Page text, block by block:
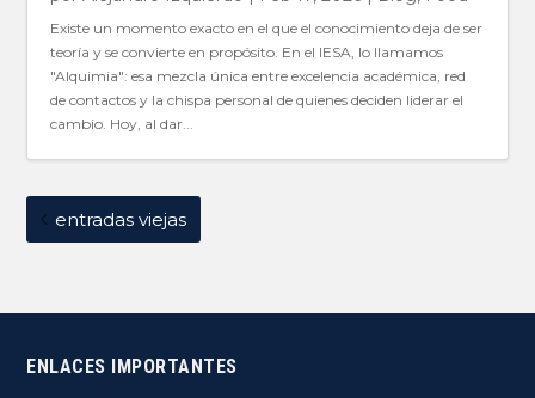
Existe un momento exacto en el que el conocimiento deja de ser
teoría y se convierte en propósito. En el IESA, lo llamamos
"Alquimia": esa mezcla única entre excelencia académica, red
de contactos y la chispa personal de quienes deciden liderar el
cambio. Hoy, al dar...
entradas viejas
ENLACES IMPORTANTES